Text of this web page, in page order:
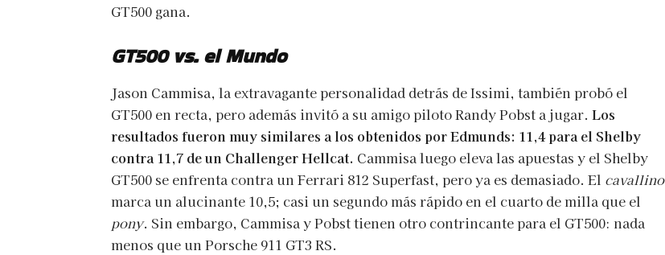
GT500 gana.
GT500 vs. el Mundo
Jason Cammisa, la extravagante personalidad detrás de Issimi, también probó el
GT500 en recta, pero además invitó a su amigo piloto Randy Pobst a jugar. Los
resultados fueron muy similares a los obtenidos por Edmunds: 11,4 para el Shelby
contra 11,7 de un Challenger Hellcat. Cammisa luego eleva las apuestas y el Shelby
GT500 se enfrenta contra un Ferrari 812 Superfast, pero ya es demasiado. El cavallino
marca un alucinante 10,5; casi un segundo más rápido en el cuarto de milla que el
pony. Sin embargo, Cammisa y Pobst tienen otro contrincante para el GT500: nada
menos que un Porsche 911 GT3 RS.